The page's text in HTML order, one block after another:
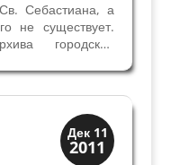
Себастиана, а
не существует.
городской
которая была
время второй
Дек 11
2011